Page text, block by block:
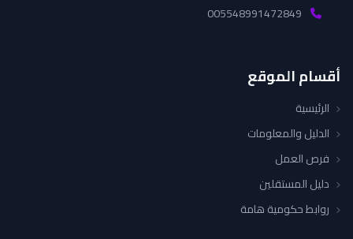
أقسام الموقع
الرئيسية
الدليل والمعلومات
فرص العمل
دليل المستقلين
روابط حكومية هامة